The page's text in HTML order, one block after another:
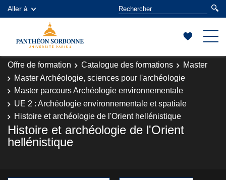
Aller à
Offre de formation Catalogue des formations
Master
Master Archéologie, sciences pour l'archéologie
Master parcours Archéologie environnementale
UE 2 : Archéologie environnementale et spatiale
Histoire et archéologie de l'Orient hellénistique
Histoire et archéologie de l'Orient
hellénistique